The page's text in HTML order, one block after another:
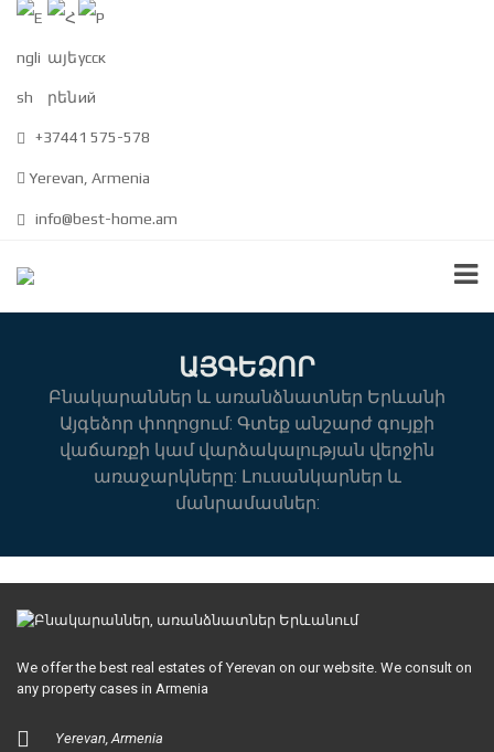
+37441 575-578
Yerevan, Armenia
info@best-home.am
ԱՅԳԵՁՈՐ
Բնակարաններ և առանձնատներ Երևանի
Այգեձոր փողոցում: Գտեք անշարժ գույքի
վաճառքի կամ վարձակալության վերջին
առաջարկները: Լուսանկարներ և
մանրամասներ:
We offer the best real estates of Yerevan on our website. We consult on
any property cases in Armenia
Yerevan, Armenia